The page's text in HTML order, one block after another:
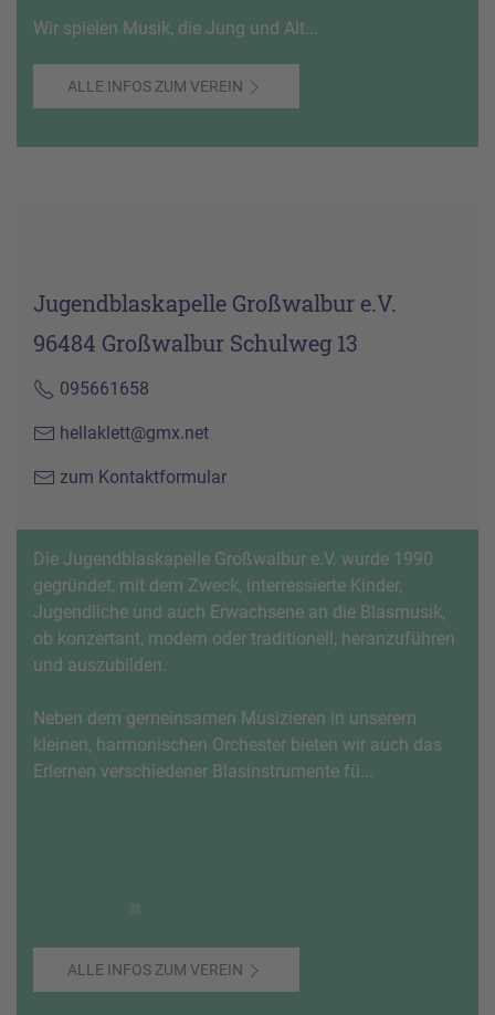
Wir spielen Musik, die Jung und Alt...
ALLE INFOS ZUM VEREIN
Jugendblaskapelle Großwalbur e.V.
96484 Großwalbur Schulweg 13
095661658
hellaklett@gmx.net
zum Kontaktformular
Die Jugendblaskapelle Großwalbur e.V. wurde 1990
gegründet, mit dem Zweck, interressierte Kinder,
Jugendliche und auch Erwachsene an die Blasmusik,
ob konzertant, modern oder traditionell, heranzuführen
und auszubilden.
Neben dem gemeinsamen Musizieren in unserem
kleinen, harmonischen Orchester bieten wir auch das
Erlernen verschiedener Blasinstrumente fü...
ALLE INFOS ZUM VEREIN